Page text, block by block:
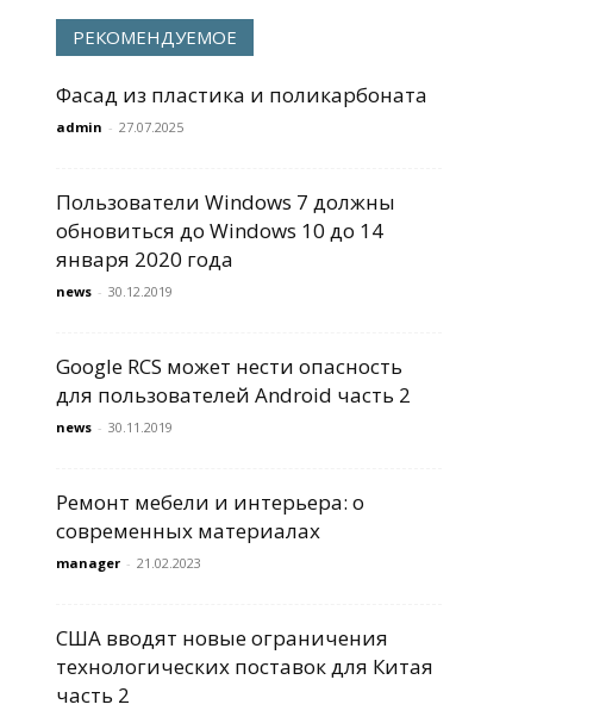
РЕКОМЕНДУЕМОЕ
Фасад из пластика и поликарбоната
admin - 27.07.2025
Пользователи Windows 7 должны
обновиться до Windows 10 до 14
января 2020 года
news - 30.12.2019
Google RCS может нести опасность
для пользователей Android часть 2
news - 30.11.2019
Ремонт мебели и интерьера: о
современных материалах
manager - 21.02.2023
США вводят новые ограничения
технологических поставок для Китая
часть 2